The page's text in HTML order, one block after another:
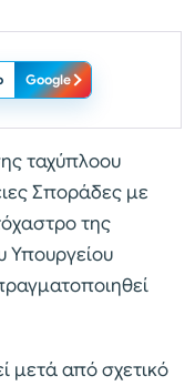
Google
ταχύπλοου
Σποράδες με
της
Υπουργείου
μετά από σχετικό